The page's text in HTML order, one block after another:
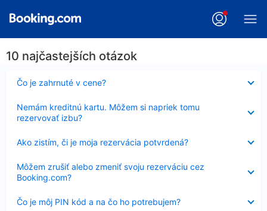
10 najčastejších otázok
Čo je zahrnuté v cene?
Nezobrazuje
sa
Nemám kreditnú kartu. Môžem si napriek tomu
rezervovať izbu?
sa
Ako zistím, či je moja rezervácia potvrdená?
sa
Môžem zrušiť alebo zmeniť svoju rezerváciu cez
Booking.com?
sa
Čo je môj PIN kód a na čo ho potrebujem?
Nezobrazuje
sa